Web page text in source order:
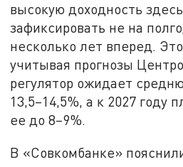
высокую доходность
зафиксировать не на
несколько лет вперед.
учитывая прогнозы
регулятор ожидает
13,5–14,5%, а к 2027 году
ее до 8–9%.
В «Совкомбанке»